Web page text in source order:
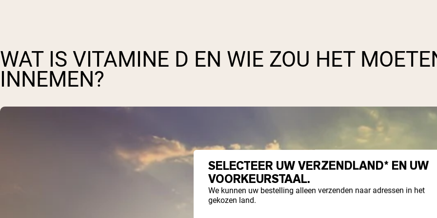
WAT IS VITAMINE D EN WIE ZOU HET
INNEMEN?
SELECTEER UW VERZENDLAND* EN UW
VOORKEURSTAAL.
We kunnen uw bestelling alleen verzenden naar adressen in het
gekozen land.